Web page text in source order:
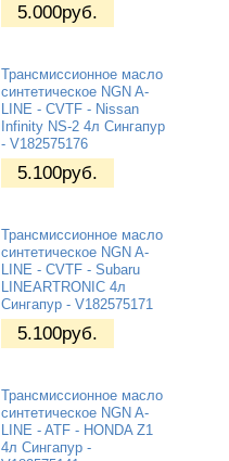
5.000руб.
Трансмиссионное масло
синтетическое NGN A-
LINE - CVTF - Nissan
Infinity NS-2 4л Сингапур
- V182575176
5.100руб.
Трансмиссионное масло
синтетическое NGN A-
LINE - CVTF - Subaru
LINEARTRONIC 4л
Сингапур - V182575171
5.100руб.
Трансмиссионное масло
синтетическое NGN A-
LINE - ATF - HONDA Z1
4л Сингапур -